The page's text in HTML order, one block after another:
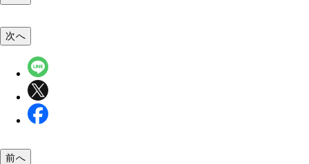
次へ
前へ